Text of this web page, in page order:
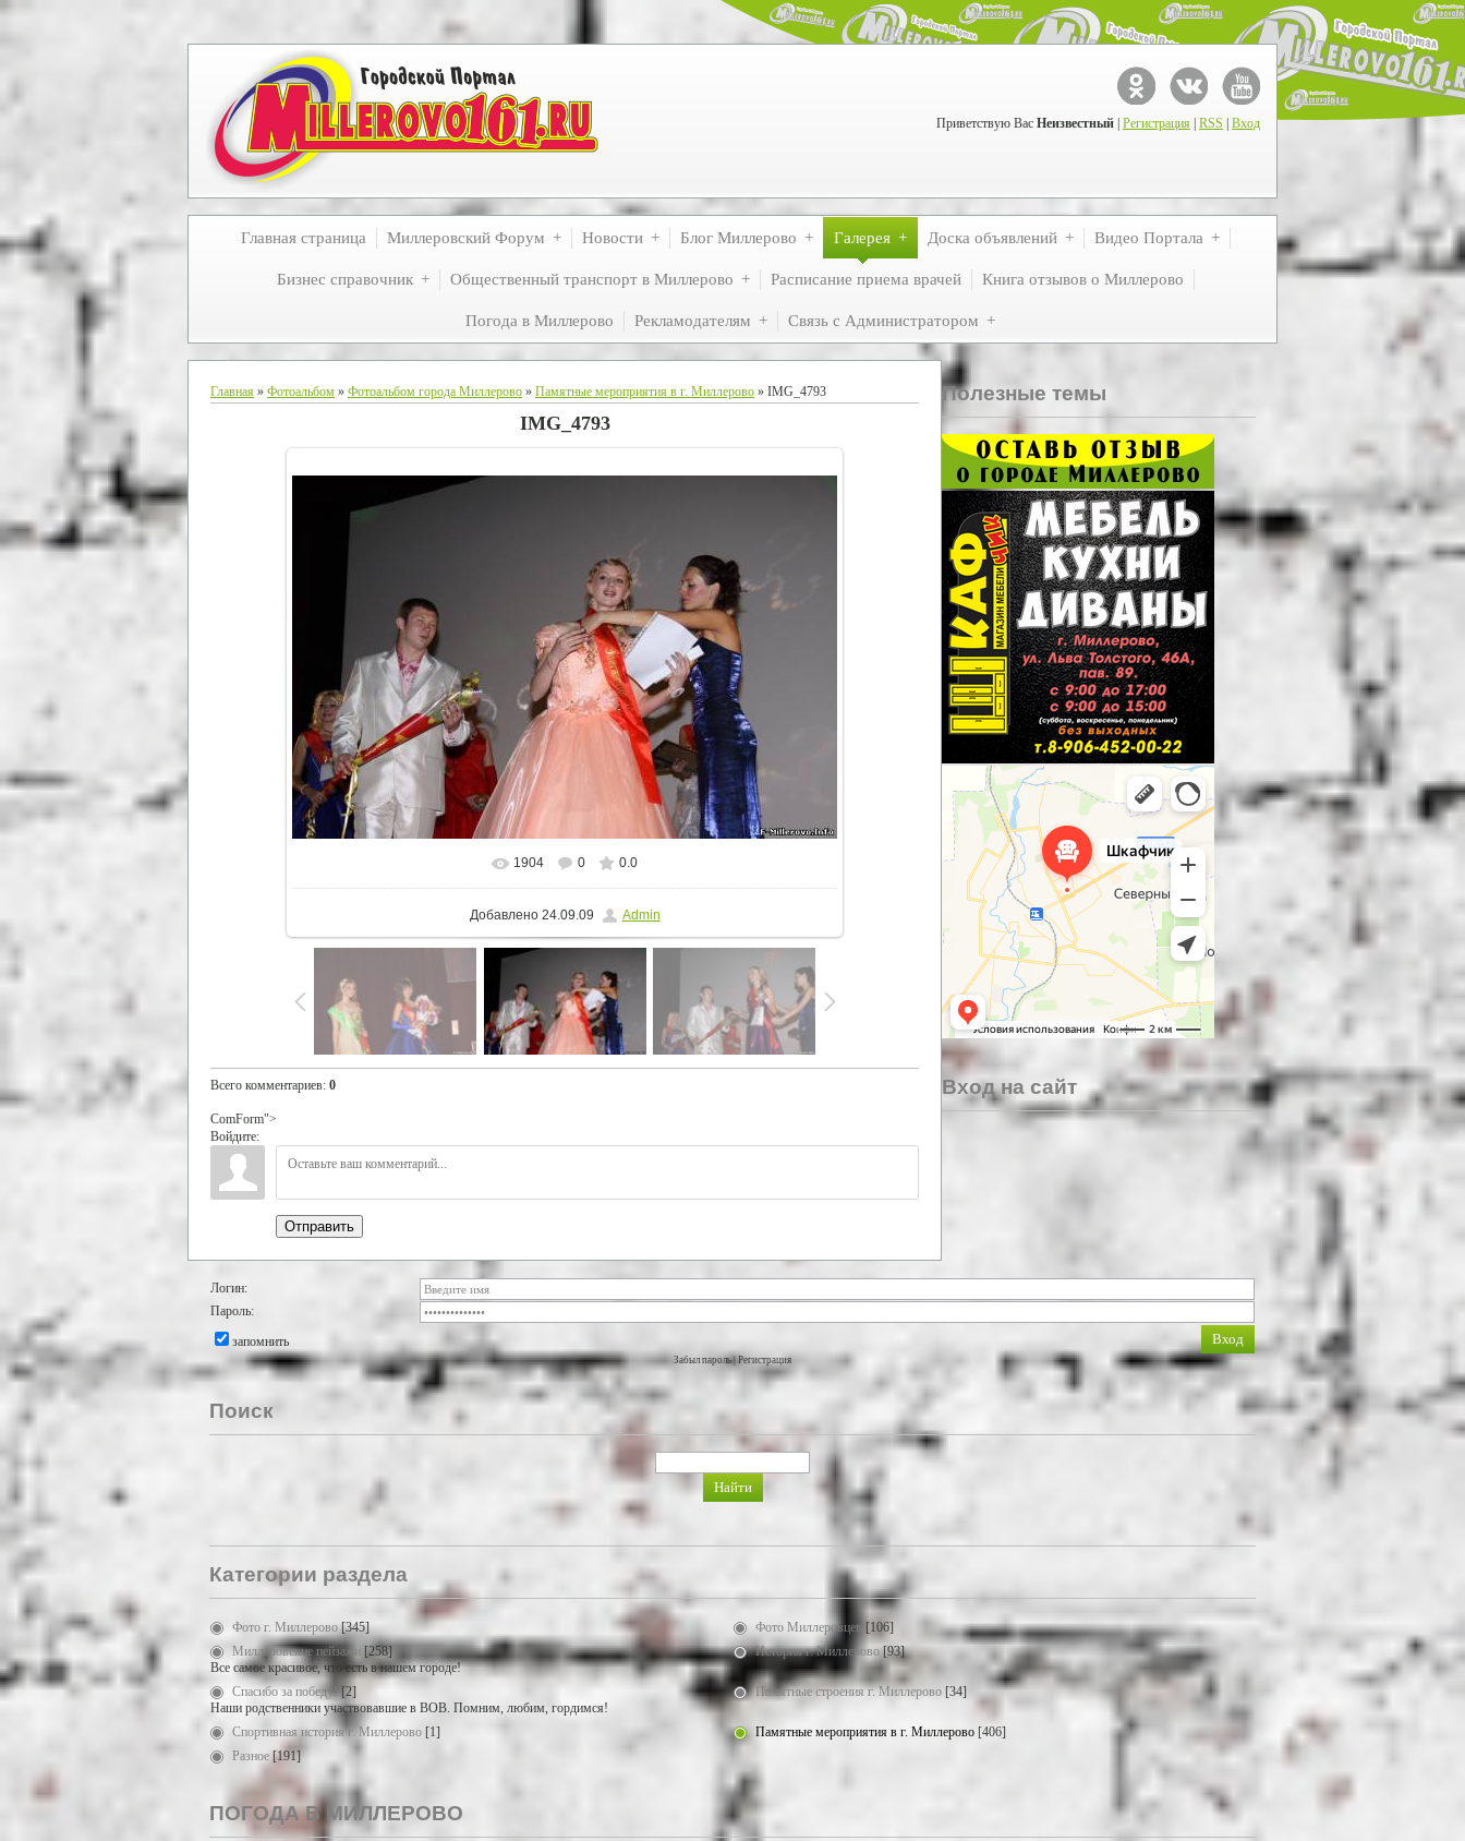
Приветствую Вас Неизвестный Регистрация RSS Вход
Главная страница Миллеровский Форум Новости Блог Миллерово Галерея Доска объявлений Видео Портала
Бизнес справочник Общественный транспорт в Миллерово Расписание приема врачей Книга отзывов о Миллерово
Погода в Миллерово Рекламодателям Связь с Администратором
Главная » Фотоальбом » Фотоальбом города Миллерово » Памятные мероприятия в г. Миллерово » IMG_4793
IMG_4793
В реальном размере 800x533
1904 0 0.0
Добавлено24.09.09 Admin
Всего комментариев: 0
ComForm">
Войдите:
Отправить
Полезные темы
Вход на сайт
Логин:
Пароль:
запомнить
Забыл пароль|Регистрация
Поиск
Категории раздела
Фото г. Миллерово [345] Фото Миллеровцев [106]
Миллеровские пейзажи [258]
Все самое красивое, что есть в нашем городе!
История г. Миллерово [93]
Спасибо за победу! [2]
Наши родственники участвовавшие в ВОВ. Помним, любим, гордимся!
Памятные строения г. Миллерово [34]
Спортивная история г. Миллерово [1] Памятные мероприятия в г. Миллерово [406]
Разное [191]
ПОГОДА В МИЛЛЕРОВО